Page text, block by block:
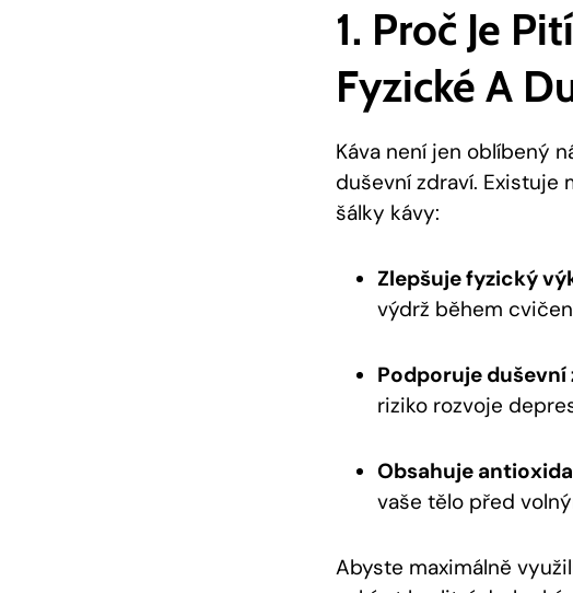
1. Proč Je
Fyzické A
Káva není jen oblíbený
duševní zdraví. Existuje
šálky kávy:
Zlepšuje fyzický
výdrž během
Podporuje duševní
riziko rozvoje
Obsahuje
vaše tělo před
Abyste maximálně